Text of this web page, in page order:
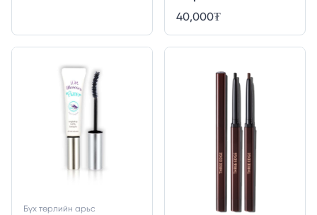
40,000₮
Бүх төрлийн арьс